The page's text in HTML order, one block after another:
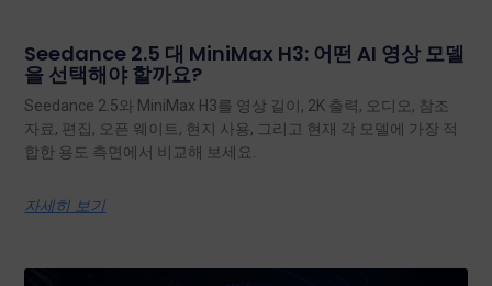
Seedance 2.5 대 MiniMax H3: 어떤 AI 영상 모델
을 선택해야 할까요?
Seedance 2.5와 MiniMax H3를 영상 길이, 2K 출력, 오디오, 참조
자료, 편집, 오픈 웨이트, 현지 사용, 그리고 현재 각 모델에 가장 적
합한 용도 측면에서 비교해 보세요.
자세히 보기